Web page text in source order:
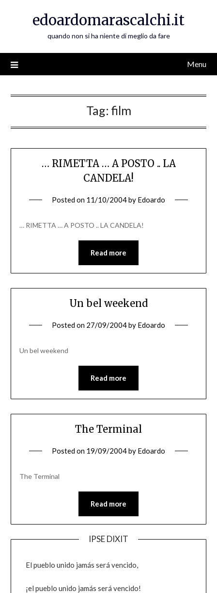
edoardomarascalchi.it
quando non si ha niente di meglio da fare
Menu
Tag: film
… RIMETTA … A POSTO .. LA
CANDELA!
Posted on 11/10/2004by Edoardo
… RIMETTA … A POSTO .. LA CANDELA!
Read more
Un bel weekend
Posted on 27/09/2004by Edoardo
Un bel weekend
Read more
The Terminal
Posted on 19/09/2004by Edoardo
The Terminal
Read more
IPSE DIXIT
El pueblo unido jamás será vencido,
¡el pueblo unido jamás será vencido!